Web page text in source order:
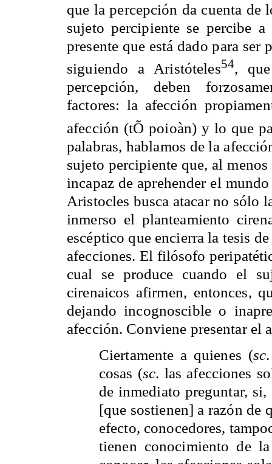
que la percepción da cuenta de
sujeto percipiente se percibe
presente que está dado para
siguiendo a Aristóteles54,
percepción, deben
factores: la afección
afección (tÕ poioàn) y lo que
palabras, hablamos de la
sujeto percipiente que, al
incapaz de aprehender el
Aristocles busca atacar no sólo
inmerso el planteamiento
escéptico que encierra la tesis
afecciones. El filósofo
cual se produce cuando el
cirenaicos afirmen, entonces,
dejando incognoscible o
afección. Conviene presentar el
Ciertamente a quienes (sc
cosas (sc. las afecciones
de inmediato preguntar, si,
[que sostienen] a razón de
efecto, conocedores,
tienen conocimiento de